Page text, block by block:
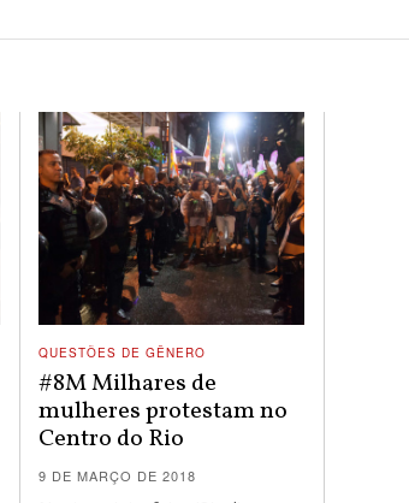
QUESTÕES DE GÊNERO
#8M Milhares de
mulheres protestam no
Centro do Rio
9 DE MARÇO DE 2018